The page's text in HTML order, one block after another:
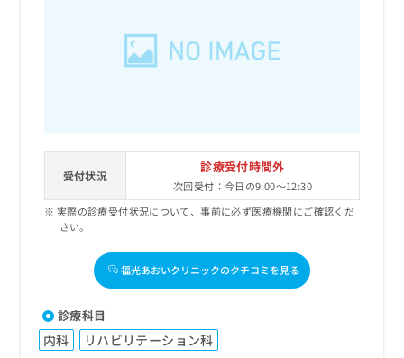
受付状況
診療受付時間外
次回受付：今日の9:00～12:30
実際の診療受付状況について、事前に必ず医療機関にご確認くだ
さい。
福光あおいクリニックのクチコミを見る
診療科目
内科 リハビリテーション科